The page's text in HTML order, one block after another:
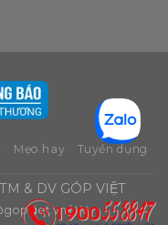
Mẹo hay
Tuyển dụng
& DV GÓP VIỆT
| W: